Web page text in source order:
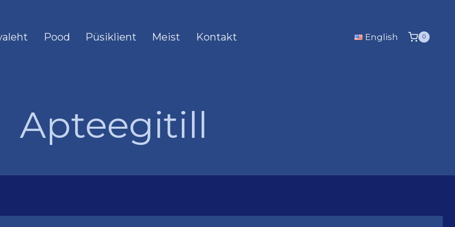
Pood Püsiklient Meist Kontakt English 0
Apteegitill